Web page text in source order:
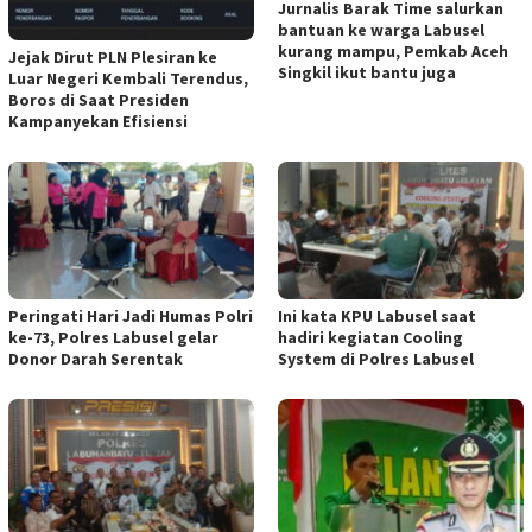
Jejak Dirut PLN Plesiran ke
Luar Negeri Kembali Terendus,
Boros di Saat Presiden
Kampanyekan Efisiensi
Jurnalis Barak Time salurkan
bantuan ke warga Labusel
kurang mampu, Pemkab Aceh
Singkil ikut bantu juga
Peringati Hari Jadi Humas Polri
ke-73, Polres Labusel gelar
Donor Darah Serentak
Ini kata KPU Labusel saat
hadiri kegiatan Cooling
System di Polres Labusel